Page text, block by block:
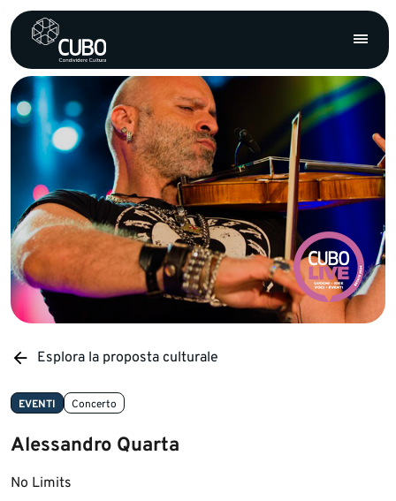
Esplora la proposta culturale
EVENTI Concerto
Alessandro Quarta
No Limits